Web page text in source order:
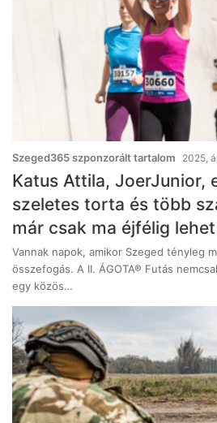
Szeged365 szponzorált tartalom 2025,
Katus Attila, JoerJunior,
szeletes torta és több
már csak ma éjfélig
Vannak napok, amikor Szeged tényleg
összefogás. A II. ÁGOTA® Futás
egy közös…